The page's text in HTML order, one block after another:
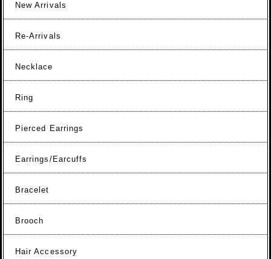
New Arrivals
Re-Arrivals
Necklace
Ring
Pierced Earrings
Earrings/Earcuffs
Bracelet
Brooch
Hair Accessory